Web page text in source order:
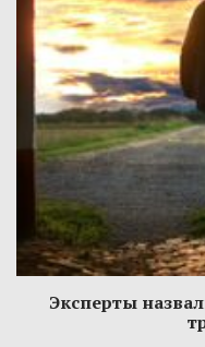
Эксперты